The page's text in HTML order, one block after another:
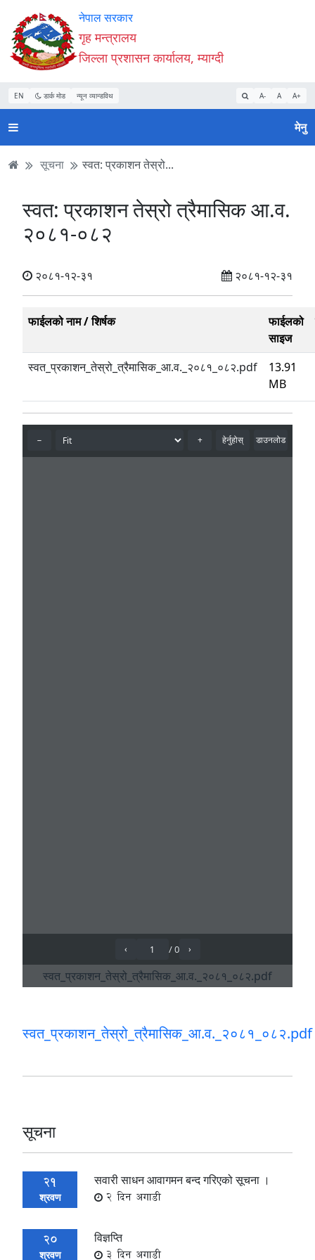
Accessibility
Mode
सुरु
गर्नुहोस्
सामाग्री
पढ्नुहाेस्
नेभिगेसन
पढ्नुहाेस्
वेबसाइट
खोजमा
जानुहोस्
नेपाल सरकार
गृह मन्त्रालय
जिल्ला प्रशासन कार्यालय, म्याग्दी
EN डार्क मोड न्यून व्यान्डविथ A- A A+
मेनु
सूचना स्वत: प्रकाशन तेस्रो...
स्वत: प्रकाशन तेस्रो त्रैमासिक आ.व.
२०८१-०८२
२०८१-१२-३१ २०८१-१२-३१
फाईलको नाम / शिर्षक
फाईलको
साइज
स्वत_प्रकाशन_तेस्रो_त्रैमासिक_आ.व._२०८१_०८२.pdf
13.91
MB
स्वत_प्रकाशन_तेस्रो_त्रैमासिक_आ.व._२०८१_०८२.pdf
सूचना
21
श्रवण
सवारी साधन आवागमन बन्द गरिएको सूचना ।
2 दिन अगाडी
20
श्रवण
विज्ञप्ति
3 दिन अगाडी